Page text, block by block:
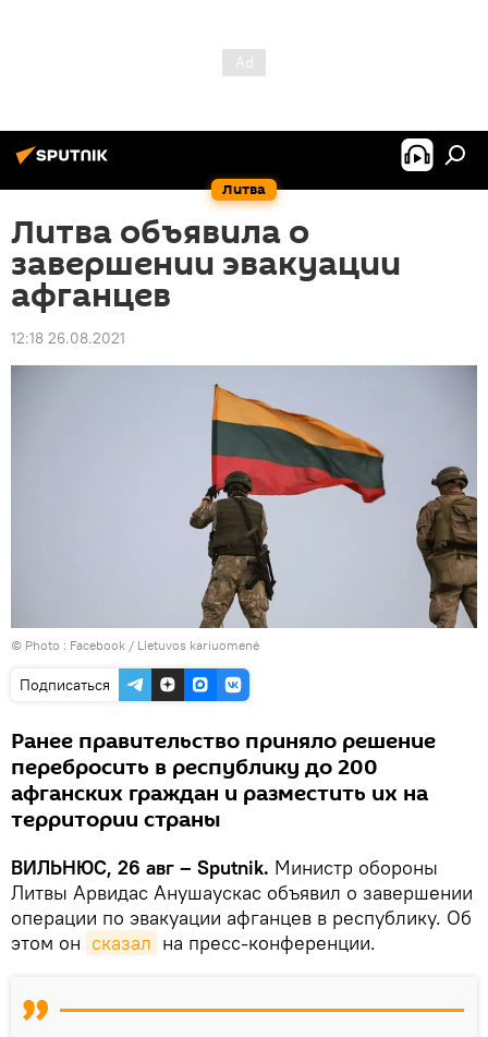
Литва
Литва объявила о
завершении эвакуации
афганцев
12:18 26.08.2021
© Photo : Facebook / Lietuvos kariuomenė
Подписаться
Ранее правительство приняло решение
перебросить в республику до 200
афганских граждан и разместить их на
территории страны
ВИЛЬНЮС, 26 авг – Sputnik. Министр обороны
Литвы Арвидас Анушаускас объявил о завершении
операции по эвакуации афганцев в республику. Об
этом он сказал на пресс-конференции.